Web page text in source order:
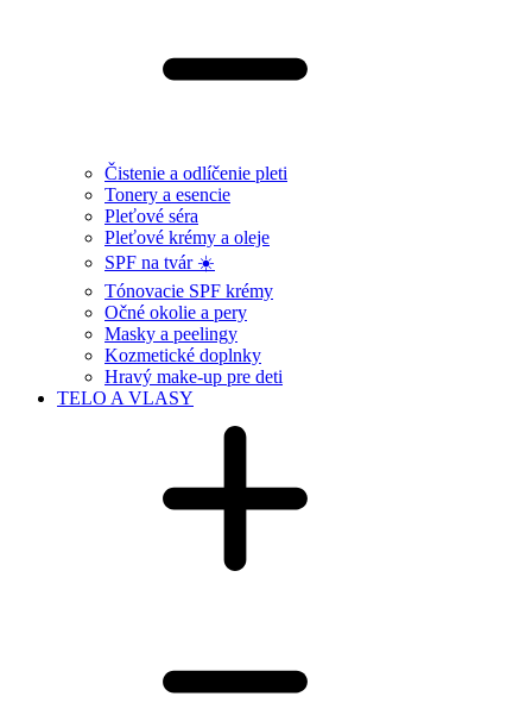
Čistenie a odlíčenie pleti
Tonery a esencie
Pleťové séra
Pleťové krémy a oleje
SPF na tvár ☀️
Tónovacie SPF krémy
Očné okolie a pery
Masky a peelingy
Kozmetické doplnky
Hravý make-up pre deti
TELO A VLASY